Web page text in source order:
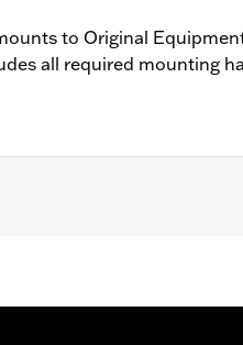
to Original
all required mounting